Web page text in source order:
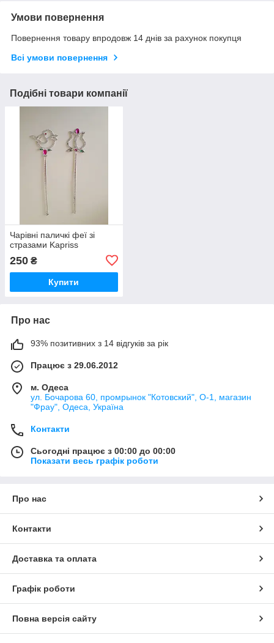
Умови повернення
Повернення товару впродовж 14 днів за рахунок покупця
Всі умови повернення
Подібні товари компанії
Чарівні паличкі феї зі
стразами Kapriss
250 ₴
Купити
Про нас
93% позитивних з 14 відгуків за рік
Працює з 29.06.2012
м. Одеса
ул. Бочарова 60, промрынок "Котовский", О-1, магазин
"Фрау", Одеса, Україна
Контакти
Сьогодні працює з 00:00 до 00:00
Показати весь графік роботи
Про нас
Контакти
Доставка та оплата
Графік роботи
Повна версія сайту